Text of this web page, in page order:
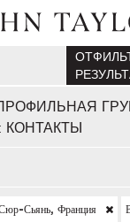
Сьянь, Франция